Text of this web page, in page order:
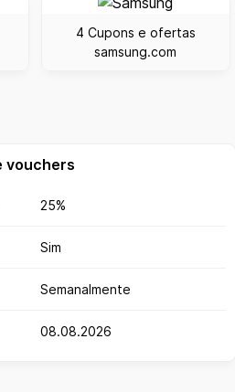
4 Cupons e ofertas
samsung.com
vouchers
25%
Sim
Semanalmente
08.08.2026